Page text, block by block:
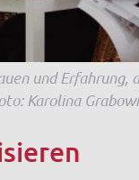
und
Karolina